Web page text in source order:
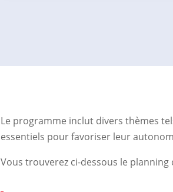
Le programme inclut divers thèmes
essentiels pour favoriser leur
Vous trouverez ci-dessous le